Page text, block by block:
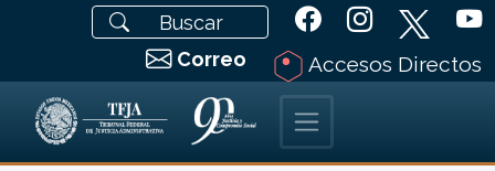
Correo Accesos Directos